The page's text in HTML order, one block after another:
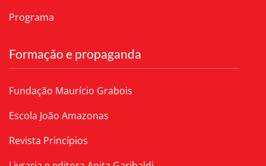
Programa
Formação e propaganda
Fundação Maurício Grabois
Escola João Amazonas
Revista Princípios